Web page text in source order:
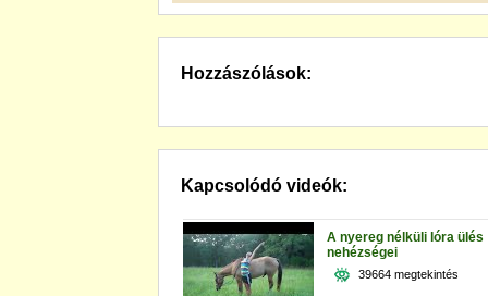
Hozzászólások:
Kapcsolódó videók:
A nyereg nélküli lóra ülés
nehézségei
39664 megtekintés